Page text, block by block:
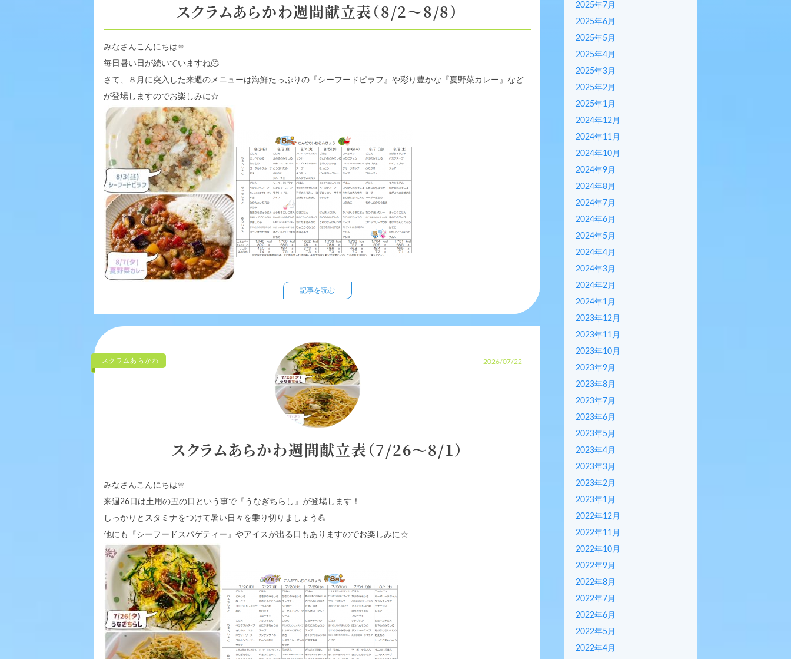
スクラムあらかわ週間献立表（8/2～8/8）
みなさんこんにちは☀️
毎日暑い日が続いていますね🫠
さて、８月に突入した来週のメニューは海鮮たっぷりの『シーフードピラフ』や彩り豊かな『夏野菜カレー』など
が登場しますのでお楽しみに☆
記事を読む
スクラムあらかわ 2026/07/22
スクラムあらかわ週間献立表（7/26～8/1）
みなさんこんにちは☀️
来週26日は土用の丑の日という事で『うなぎちらし』が登場します！
しっかりとスタミナをつけて暑い日々を乗り切りましょう 💪
他にも『シーフードスパゲティー』やアイスが出る日もありますのでお楽しみに☆
2025年7月
2025年6月
2025年5月
2025年4月
2025年3月
2025年2月
2025年1月
2024年12月
2024年11月
2024年10月
2024年9月
2024年8月
2024年7月
2024年6月
2024年5月
2024年4月
2024年3月
2024年2月
2024年1月
2023年12月
2023年11月
2023年10月
2023年9月
2023年8月
2023年7月
2023年6月
2023年5月
2023年4月
2023年3月
2023年2月
2023年1月
2022年12月
2022年11月
2022年10月
2022年9月
2022年8月
2022年7月
2022年6月
2022年5月
2022年4月